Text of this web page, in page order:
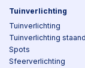
Tuinverlichting
Tuinverlichting
Tuinverlichting staand
Spots
Sfeerverlichting